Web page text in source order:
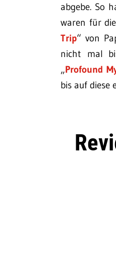
abgebe. So
waren für
Trip“ von
nicht mal
„Profound
bis auf diese